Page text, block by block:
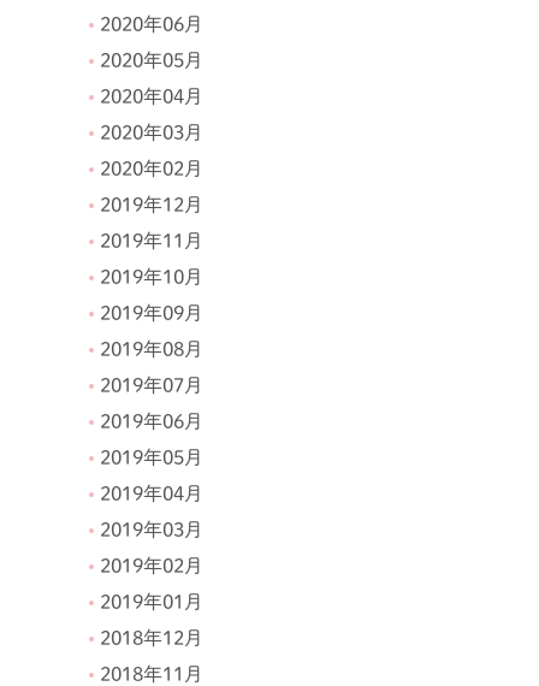
2020年06月
2020年05月
2020年04月
2020年03月
2020年02月
2019年12月
2019年11月
2019年10月
2019年09月
2019年08月
2019年07月
2019年06月
2019年05月
2019年04月
2019年03月
2019年02月
2019年01月
2018年12月
2018年11月